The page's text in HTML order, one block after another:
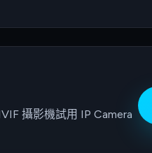
攝影機試用 IP Camera